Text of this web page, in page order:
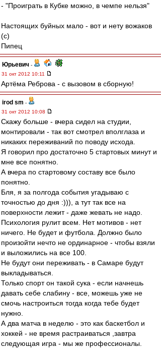
- "Проиграть в Кубке можно, в чемпе нельзя"
Настоящих буйных мало - вот и нету вожаков
(с)
Пипец
Юрьевич -
31 окт 2012 10:11
Артёма Реброва - с вызовом в сборную!
irod sm -
31 окт 2012 10:08
Скажу больше - вчера сидел на студии,
монтировали - так вот смотрел вполглаза и
никаких переживаний по поводу исхода.
Я говорил про достаточно 5 стартовых минут и
мне все понятно.
А вчера по стартовому составу все было
понятно.
Бля, я за полгода события угадываю с
точностью до дня :))), а тут так все на
поверхности лежит - даже жевать не надо.
Психология рулит всем. Нет мотивов - нет
ничего. Не будет и футбола. Должно было
произойти нечто не ординарное - чтобы взяли
и выложились на все 100.
Не будут они переживать - в Самаре будут
выкладываться.
Только спорт он такой сука - если начнешь
давать себе слабину - все, можешь уже не
смочь настроиться тогда когда тебе будет
нужно.
А два матча в неделю - это как баскетбол и
хоккей - не время растраиваться ,завтра
следующая игра - мы же профессионалы.